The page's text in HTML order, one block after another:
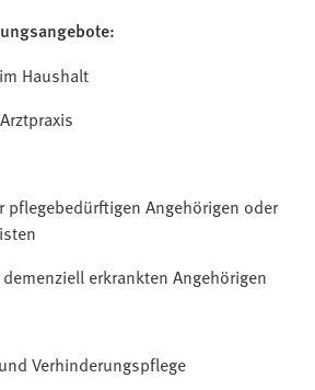
Haushalt
pflegebedürftigen Angehörigen oder
erkrankten Angehörigen
Verhinderungspflege